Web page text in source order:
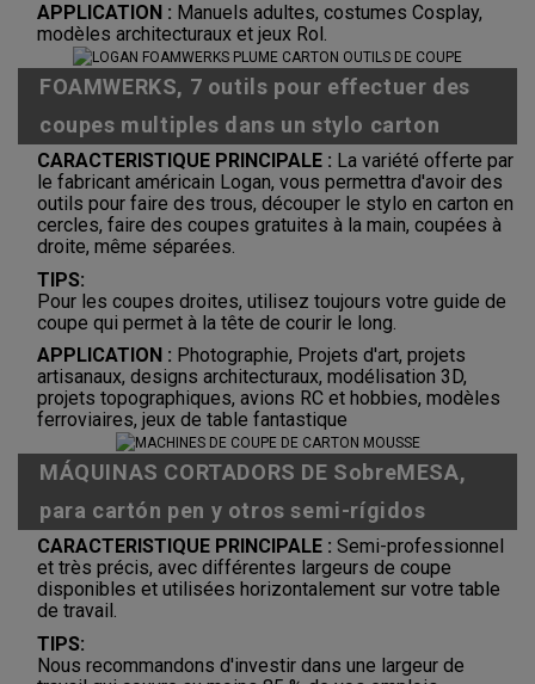
APPLICATION : Manuels adultes, costumes Cosplay,
modèles architecturaux et jeux Rol.
FOAMWERKS, 7 outils pour effectuer des
coupes multiples dans un stylo carton
CARACTERISTIQUE PRINCIPALE : La variété offerte par
le fabricant américain Logan, vous permettra d'avoir des
outils pour faire des trous, découper le stylo en carton en
cercles, faire des coupes gratuites à la main, coupées à
droite, même séparées.
TIPS:
Pour les coupes droites, utilisez toujours votre guide de
coupe qui permet à la tête de courir le long.
APPLICATION : Photographie, Projets d'art, projets
artisanaux, designs architecturaux, modélisation 3D,
projets topographiques, avions RC et hobbies, modèles
ferroviaires, jeux de table fantastique
MÁQUINAS CORTADORS DE SobreMESA,
para cartón pen y otros semi-rígidos
CARACTERISTIQUE PRINCIPALE : Semi-professionnel
et très précis, avec différentes largeurs de coupe
disponibles et utilisées horizontalement sur votre table
de travail.
TIPS:
Nous recommandons d'investir dans une largeur de